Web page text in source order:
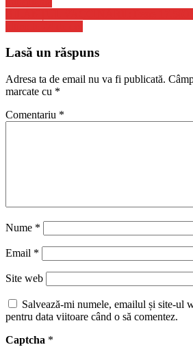
Lasă un răspuns
Adresa ta de email nu va fi publicată.
marcate cu *
Comentariu *
Nume *
Email *
Site web
Salvează-mi numele, emailul și site-ul
pentru data viitoare când o să comentez.
Captcha *